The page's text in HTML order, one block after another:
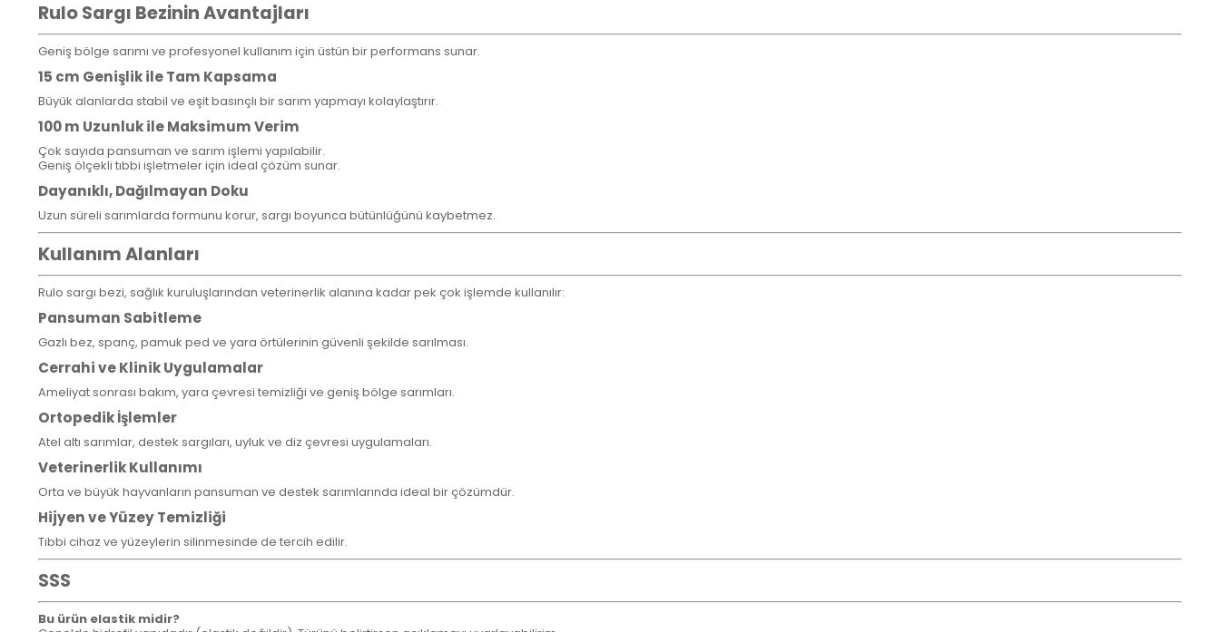
Rulo Sargı Bezinin Avantajları
Geniş bölge sarımı ve profesyonel kullanım için üstün bir performans sunar.
15 cm Genişlik ile Tam Kapsama
Büyük alanlarda stabil ve eşit basınçlı bir sarım yapmayı kolaylaştırır.
100 m Uzunluk ile Maksimum Verim
Çok sayıda pansuman ve sarım işlemi yapılabilir.
Geniş ölçekli tıbbi işletmeler için ideal çözüm sunar.
Dayanıklı, Dağılmayan Doku
Uzun süreli sarımlarda formunu korur, sargı boyunca bütünlüğünü kaybetmez.
Kullanım Alanları
Rulo sargı bezi, sağlık kuruluşlarından veterinerlik alanına kadar pek çok işlemde kullanılır:
Pansuman Sabitleme
Gazlı bez, spanç, pamuk ped ve yara örtülerinin güvenli şekilde sarılması.
Cerrahi ve Klinik Uygulamalar
Ameliyat sonrası bakım, yara çevresi temizliği ve geniş bölge sarımları.
Ortopedik İşlemler
Atel altı sarımlar, destek sargıları, uyluk ve diz çevresi uygulamaları.
Veterinerlik Kullanımı
Orta ve büyük hayvanların pansuman ve destek sarımlarında ideal bir çözümdür.
Hijyen ve Yüzey Temizliği
Tıbbi cihaz ve yüzeylerin silinmesinde de tercih edilir.
SSS
Bu ürün elastik midir?